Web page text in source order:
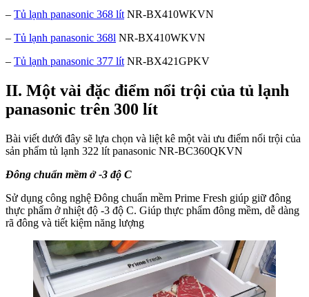
– Tủ lạnh panasonic 368 lít NR-BX410WKVN
– Tủ lạnh panasonic 368l NR-BX410WKVN
– Tủ lạnh panasonic 377 lít NR-BX421GPKV
II. Một vài đặc điểm nổi trội của tủ lạnh
panasonic trên 300 lít
Bài viết dưới đây sẽ lựa chọn và liệt kê một vài ưu điểm nổi trội của
sản phẩm tủ lạnh 322 lít panasonic NR-BC360QKVN
Đông chuẩn mềm ở -3 độ C
Sử dụng công nghệ Đông chuẩn mềm Prime Fresh giúp giữ đông
thực phẩm ở nhiệt độ -3 độ C. Giúp thực phẩm đông mềm, dễ dàng
rã đông và tiết kiệm năng lượng